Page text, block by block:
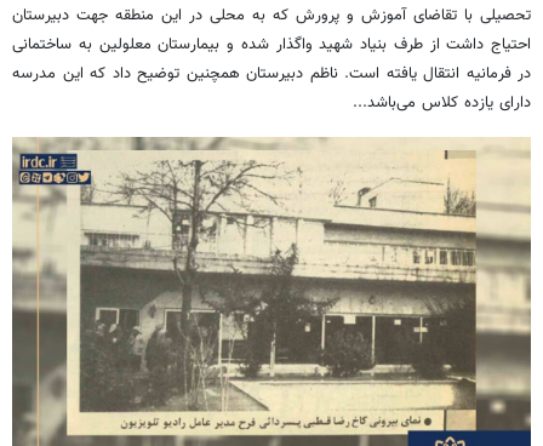
تحصیلی با تقاضای آموزش و پرورش که به محلی در این منطقه جهت دبیرستان
احتیاج داشت از طرف بنیاد شهید واگذار شده و بیمارستان معلولین به ساختمانی
در فرمانیه انتقال یافته است. ناظم دبیرستان همچنین توضیح داد که این مدرسه
دارای یازده کلاس می‌باشد...